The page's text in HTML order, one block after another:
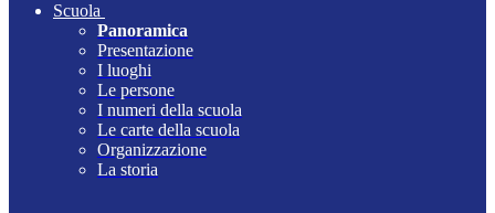
Scuola
Panoramica
Presentazione
I luoghi
Le persone
I numeri della scuola
Le carte della scuola
Organizzazione
La storia